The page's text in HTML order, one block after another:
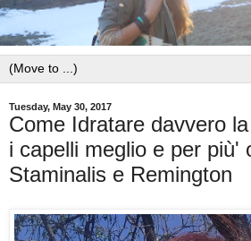
Tuesday, May 30, 2017
Come Idratare davvero
i capelli meglio e per più'
Staminalis e Remington